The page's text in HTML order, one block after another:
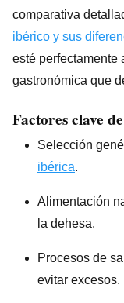
comparativa
ibérico y sus
esté perfectamente
gastronómica que
Factores clave
Selección
ibérica.
Alimentación
la dehesa.
Procesos de
evitar excesos.